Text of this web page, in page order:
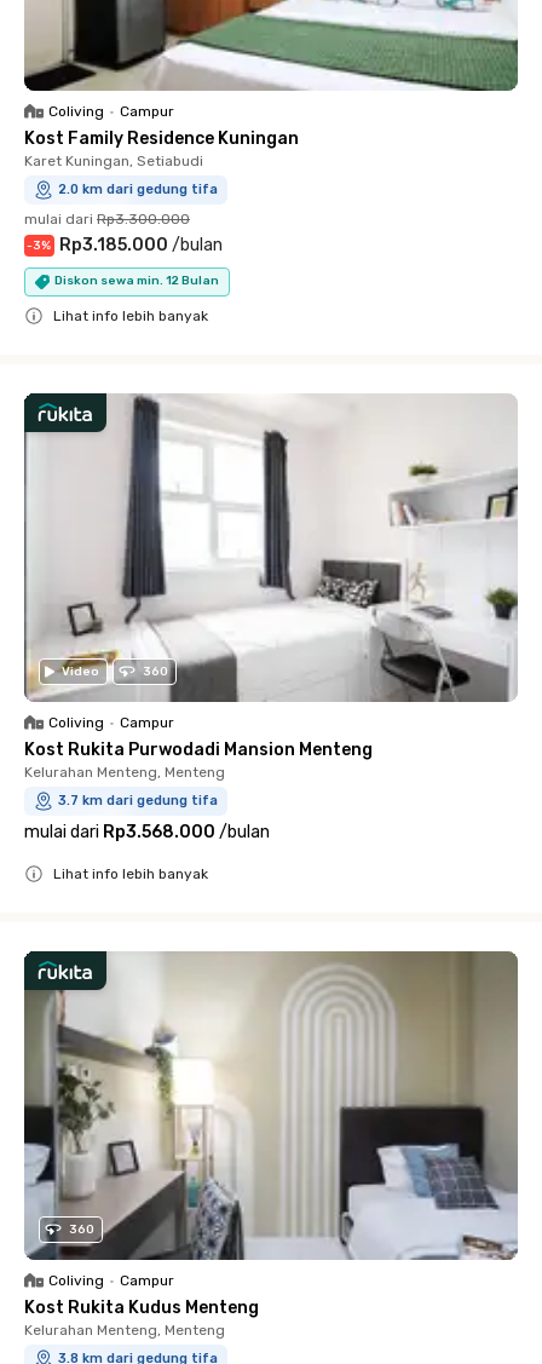
Coliving • Campur
Kost Family Residence Kuningan
Karet Kuningan, Setiabudi
2.0 km dari gedung tifa
mulai dari Rp3.300.000
-3% Rp3.185.000 /bulan
Diskon sewa min. 12 Bulan
Lihat info lebih banyak
Video 360
Coliving • Campur
Kost Rukita Purwodadi Mansion Menteng
Kelurahan Menteng, Menteng
3.7 km dari gedung tifa
mulai dari Rp3.568.000 /bulan
Lihat info lebih banyak
360
Coliving • Campur
Kost Rukita Kudus Menteng
Kelurahan Menteng, Menteng
3.8 km dari gedung tifa